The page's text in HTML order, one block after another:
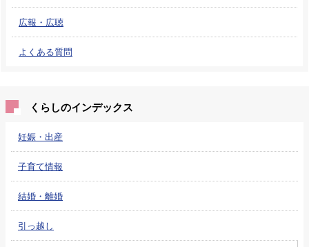
広報・広聴
よくある質問
くらしのインデックス
妊娠・出産
子育て情報
結婚・離婚
引っ越し